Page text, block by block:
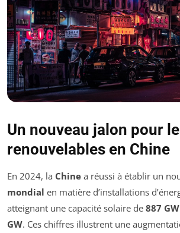
Un nouveau jalon pour
renouvelables en Chine
En 2024, la Chine a réussi à établir un
mondial en matière d’installations
atteignant une capacité solaire de 887 GW
GW. Ces chiffres illustrent une